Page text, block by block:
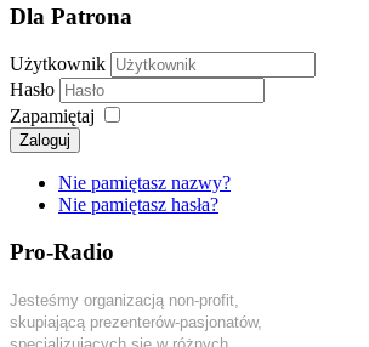
Dla Patrona
Użytkownik
Hasło
Zapamiętaj
Zaloguj
Nie pamiętasz nazwy?
Nie pamiętasz hasła?
Pro-Radio
Jesteśmy organizacją non-profit,
skupiającą prezenterów-pasjonatów,